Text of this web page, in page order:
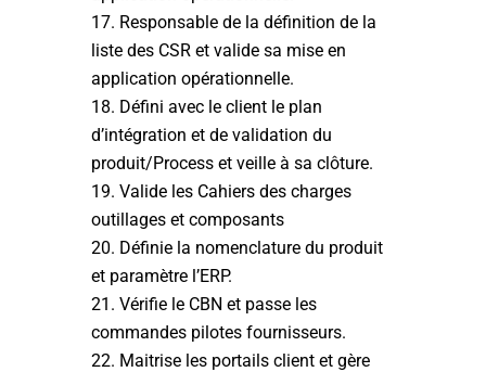
Responsable de la définition de la
liste des CSR et valide sa mise en
application opérationnelle.
Défini avec le client le plan
d’intégration et de validation du
produit/Process et veille à sa clôture.
Valide les Cahiers des charges
outillages et composants
Définie la nomenclature du produit
et paramètre l’ERP.
Vérifie le CBN et passe les
commandes pilotes fournisseurs.
Maitrise les portails client et gère